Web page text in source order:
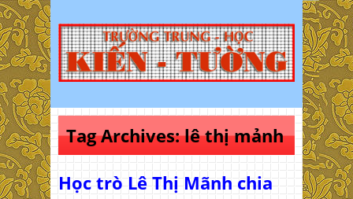
Tag Archives:lê thị mảnh
Học trò Lê Thị Mãnh chia